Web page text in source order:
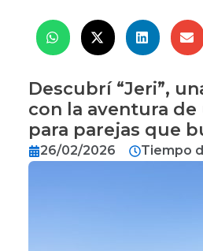
Descubrí “Jeri”,
con la aventura
para parejas que
26/02/2026 Tiempo